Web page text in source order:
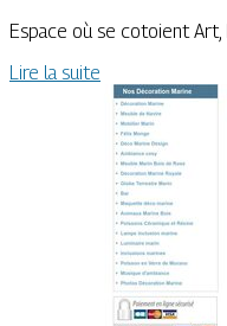
Espace où se cotoient
Lire la suite